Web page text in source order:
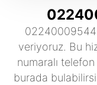
02240009544
veriyoruz. Bu
numaralı telefon
burada